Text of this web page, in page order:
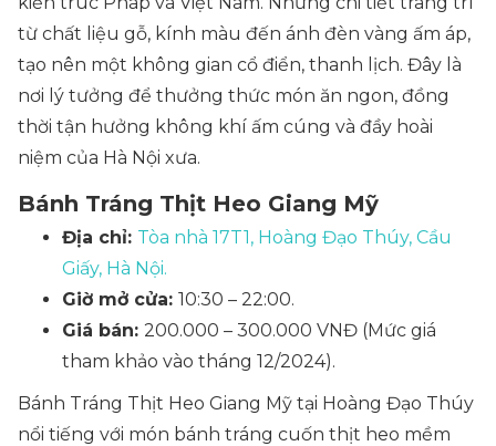
từ chất liệu gỗ, kính màu đến ánh đèn vàng ấm áp,
tạo nên một không gian cổ điển, thanh lịch. Đây là
nơi lý tưởng để thưởng thức món ăn ngon, đồng
thời tận hưởng không khí ấm cúng và đầy hoài
niệm của Hà Nội xưa.
Bánh Tráng Thịt Heo Giang Mỹ
Địa chỉ: Tòa nhà 17T1, Hoàng Đạo Thúy, Cầu
Giấy, Hà Nội.
Giờ mở cửa: 10:30 – 22:00.
Giá bán: 200.000 – 300.000 VNĐ (Mức giá
tham khảo vào tháng 12/2024).
Bánh Tráng Thịt Heo Giang Mỹ tại Hoàng Đạo Thúy
nổi tiếng với món bánh tráng cuốn thịt heo mềm